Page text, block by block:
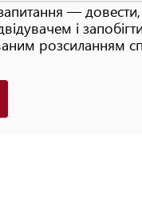
—
і запобігти
розсиланням